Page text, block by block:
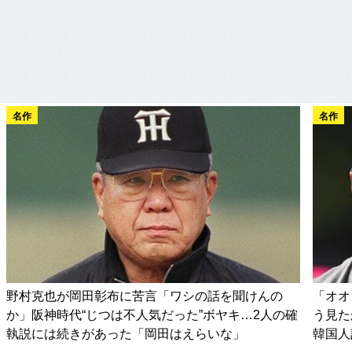
名作
野村克也が岡田彰布に苦言「ワシの話を聞けんの
か」阪神時代“じつは不人気だった”ボヤキ…2人の確
執説には続きがあった「岡田はえらいな」
名作
「オ
う見
韓国